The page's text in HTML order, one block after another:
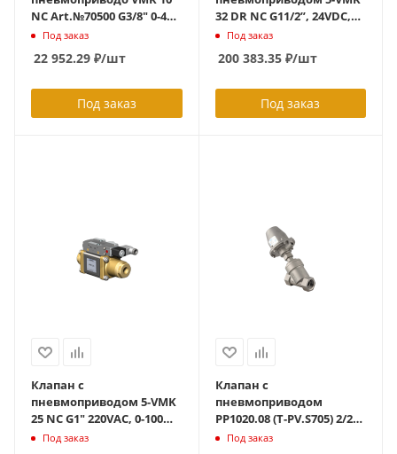
NC Art.№70500 G3/8" 0-40
bar шлифовальное
масло, латунь, НЗ 2/2,
ID402639
Под заказ
22 952.29 ₽/шт
Под заказ
32 DR NC G11/2”, 24VDC,
артикул 533767,
распределитель, 0–100
bar, эмульсии, латунь,
управ. распределитель
НЗ, ID424204
Под заказ
200 383.35₽/шт
Под заказ
Клапан с
пневмоприводом 5-VMK
25 NC G1" 220VAC, 0-100
бар, вода /спирт, латунь,
Под заказ
Клапан с
пневмоприводом
PP1020.08 (T-PV.S705) 2/2
НЗ BSP 2" 50 мм -1-6 бар
Под заказ